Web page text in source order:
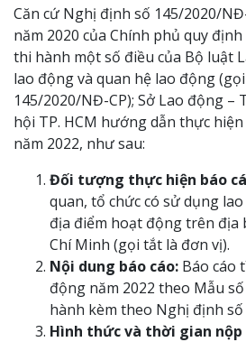
Căn cứ Nghị định số 145/2020/
năm 2020 của Chính phủ quy
thi hành một số điều của Bộ luật
lao động và quan hệ lao động
145/2020/NĐ-CP); Sở Lao động –
hội TP. HCM hướng dẫn thực
năm 2022, như sau:
Đối tượng thực hiện báo
quan, tổ chức có sử dụng
địa điểm hoạt động trên địa
Chí Minh (gọi tắt là đơn vị).
Nội dung báo cáo: Báo cáo
động năm 2022 theo Mẫu
hành kèm theo Nghị định
Hình thức và thời gian nộp